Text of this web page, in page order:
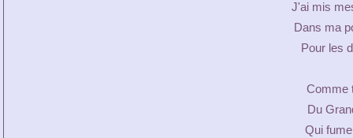
J'ai mis
Dans ma
Pour les
Comme
Du
Qui